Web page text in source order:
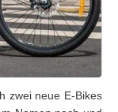
zwei neue E-Bikes